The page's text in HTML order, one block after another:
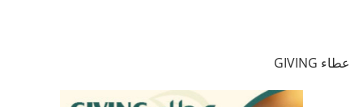
عطاء GIVING